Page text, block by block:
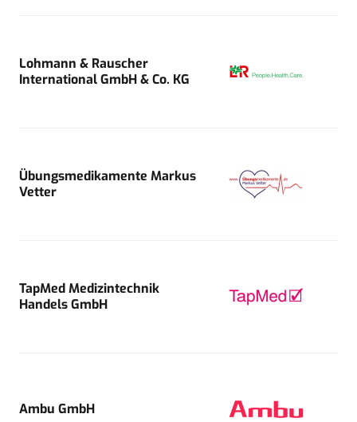
Lohmann & Rauscher
International GmbH & Co. KG
Übungsmedikamente Markus
Vetter
TapMed Medizintechnik
Handels GmbH
Ambu GmbH